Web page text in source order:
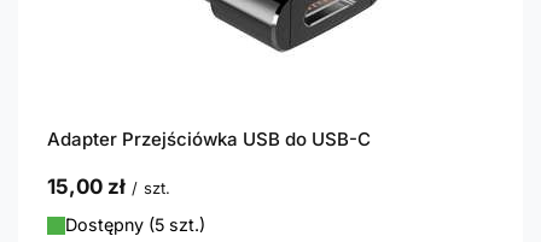
Adapter Przejściówka USB do USB-C
15,00 zł / szt.
Dostępny (5 szt.)